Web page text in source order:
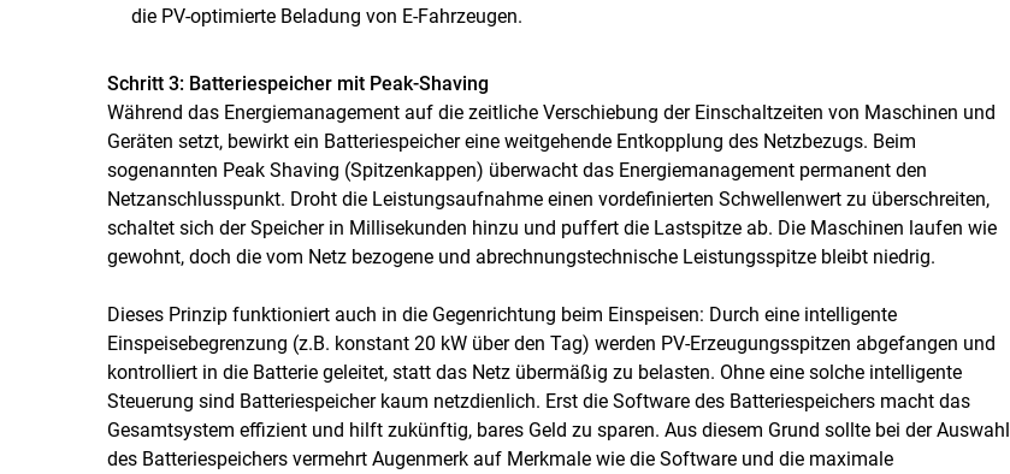
die PV-optimierte Beladung von E-Fahrzeugen.
Schritt 3: Batteriespeicher mit Peak-Shaving
Während das Energiemanagement auf die zeitliche Verschiebung der Einschaltzeiten von Maschinen und
Geräten setzt, bewirkt ein Batteriespeicher eine weitgehende Entkopplung des Netzbezugs. Beim
sogenannten Peak Shaving (Spitzenkappen) überwacht das Energiemanagement permanent den
Netzanschlusspunkt. Droht die Leistungsaufnahme einen vordefinierten Schwellenwert zu überschreiten,
schaltet sich der Speicher in Millisekunden hinzu und puffert die Lastspitze ab. Die Maschinen laufen wie
gewohnt, doch die vom Netz bezogene und abrechnungstechnische Leistungsspitze bleibt niedrig.
Dieses Prinzip funktioniert auch in die Gegenrichtung beim Einspeisen: Durch eine intelligente
Einspeisebegrenzung (z.B. konstant 20 kW über den Tag) werden PV-Erzeugungsspitzen abgefangen und
kontrolliert in die Batterie geleitet, statt das Netz übermäßig zu belasten. Ohne eine solche intelligente
Steuerung sind Batteriespeicher kaum netzdienlich. Erst die Software des Batteriespeichers macht das
Gesamtsystem effizient und hilft zukünftig, bares Geld zu sparen. Aus diesem Grund sollte bei der Auswahl
des Batteriespeichers vermehrt Augenmerk auf Merkmale wie die Software und die maximale